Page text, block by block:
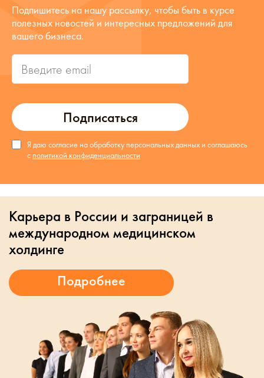
Подписаться
Подпишитесь на нашу рассылку, чтобы быть в курсе
полезных новостей и интересных предложений для
вашего бизнеса.
Я даю согласие на обработку персональных данных и соглашаюсь
с политикой конфиденциальности
Карьера в России и заграницей в
международном медицинском
холдинге